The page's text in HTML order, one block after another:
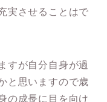
実させることはで
すが自分自身が過
と思いますので歳
の成長に目を向け